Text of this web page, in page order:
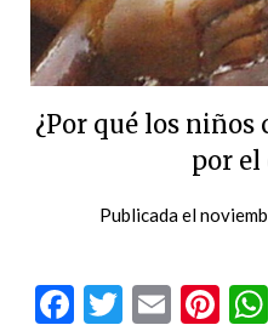
¿Por qué los
por el
Publicada el
Facebook
Twitter
Email